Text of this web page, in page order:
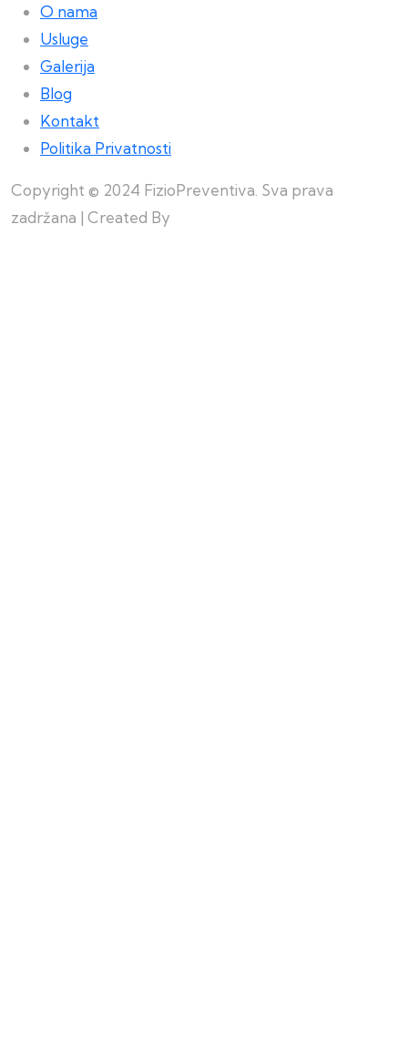
O nama
Usluge
Galerija
Blog
Kontakt
Politika Privatnosti
Copyright © 2024 FizioPreventiva. Sva prava
zadržana | Created By